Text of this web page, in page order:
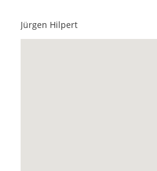
Jürgen Hilpert